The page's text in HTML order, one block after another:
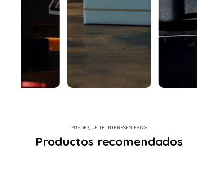
PUEDE QUE TE INTERESEN ESTOS
Productos recomendados